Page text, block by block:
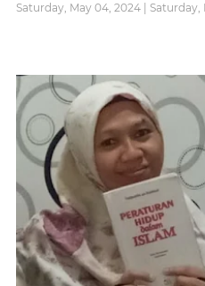
Saturday, May 04, 2024 | Saturday,